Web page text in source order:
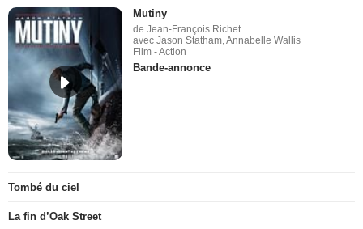
Mutiny
de Jean-François Richet
avec Jason Statham, Annabelle Wallis
Film - Action
Bande-annonce
Tombé du ciel
La fin d’Oak Street